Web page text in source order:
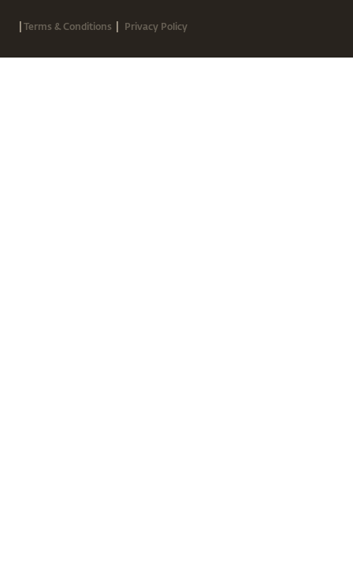
|Terms & Conditions | Privacy Policy